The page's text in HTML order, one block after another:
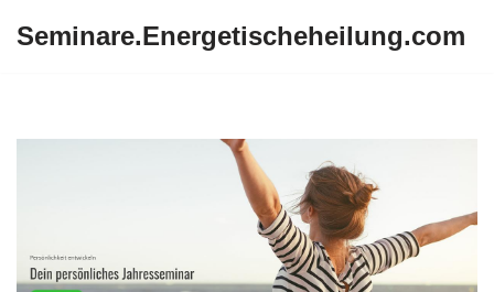
Seminare.Energetischeheilung.com